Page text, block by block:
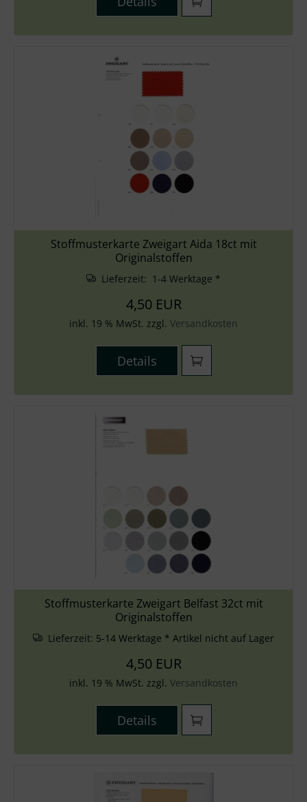
Stoffmusterkarte Zweigart Aida 18ct mit
Originalstoffen
Lieferzeit: 1-4 Werktage *
4,50 EUR
inkl. 19 % MwSt. zzgl. Versandkosten
Details
Stoffmusterkarte Zweigart Belfast 32ct mit
Originalstoffen
Lieferzeit: 5-14 Werktage * Artikel nicht auf Lager
4,50 EUR
inkl. 19 % MwSt. zzgl. Versandkosten
Details